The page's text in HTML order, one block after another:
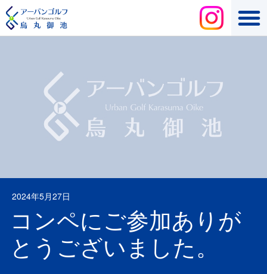
2024年5月27日
コンペにご参加ありが
とうございました。